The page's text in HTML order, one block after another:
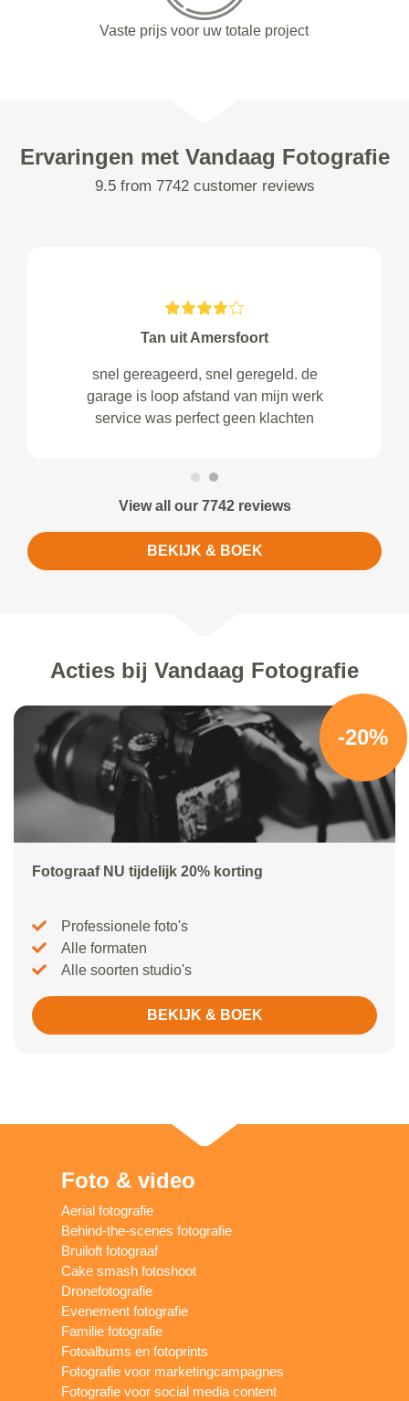
Vaste prijs voor uw totale project
Ervaringen met Vandaag Fotografie
9.5 from 7742 customer reviews
Tan uit Amersfoort
snel gereageerd, snel geregeld. de
garage is loop afstand van mijn werk
service was perfect geen klachten
View all our 7742 reviews
BEKIJK & BOEK
Acties bij Vandaag Fotografie
-20%
Fotograaf NU tijdelijk 20% korting
Professionele foto's
Alle formaten
Alle soorten studio's
BEKIJK & BOEK
Foto & video
Aerial fotografie
Behind-the-scenes fotografie
Bruiloft fotograaf
Cake smash fotoshoot
Dronefotografie
Evenement fotografie
Familie fotografie
Fotoalbums en fotoprints
Fotografie voor marketingcampagnes
Fotografie voor social media content